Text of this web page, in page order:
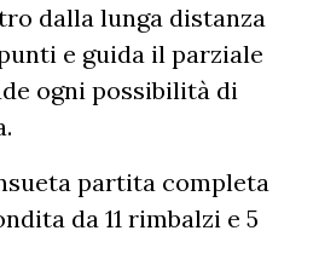
dalla lunga distanza
e guida il parziale
ogni possibilità di
partita completa
da 11 rimbalzi e 5